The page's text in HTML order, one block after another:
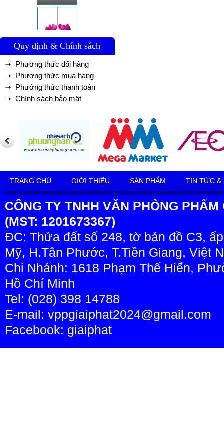
Quy định & Chính sách
➝ Phương thức đổi hàng
➝ Phương thức mua hàng
➝ Phướng thức thanh toán
➝ Chính sách bảo mật
TRANG CHỦ GIỚI THIỆU SẢN PHẨM TIN TỨC &
CÔNG TY TNHH VĂN PHÒNG PHẨM
(MST: 1201673367)
ĐC: Thửa đất số 248, tờ bản đồ C3,
Mỹ, H.Tân Phước, T.Tiền Giang, Việt
Chi Nhánh: 1618 Phạm Thế Hiển,
Hồ Chí Minh
Tel: (028) 398 14788
E-mail: vppgiaiphat2024@gmail.com
Facebook: giaiphat